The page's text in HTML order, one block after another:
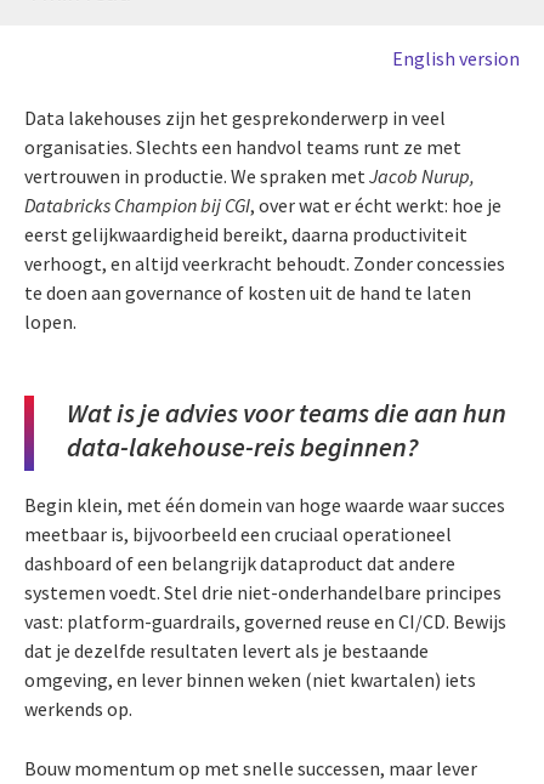
English version
Data lakehouses zijn het gesprekonderwerp in veel
organisaties. Slechts een handvol teams runt ze met
vertrouwen in productie. We spraken met Jacob Nurup,
Databricks Champion bij CGI, over wat er écht werkt: hoe je
eerst gelijkwaardigheid bereikt, daarna productiviteit
verhoogt, en altijd veerkracht behoudt. Zonder concessies
te doen aan governance of kosten uit de hand te laten
lopen.
Wat is je advies voor teams die aan hun
data-lakehouse-reis beginnen?
Begin klein, met één domein van hoge waarde waar succes
meetbaar is, bijvoorbeeld een cruciaal operationeel
dashboard of een belangrijk dataproduct dat andere
systemen voedt. Stel drie niet-onderhandelbare principes
vast: platform-guardrails, governed reuse en CI/CD. Bewijs
dat je dezelfde resultaten levert als je bestaande
omgeving, en lever binnen weken (niet kwartalen) iets
werkends op.
Bouw momentum op met snelle successen, maar lever